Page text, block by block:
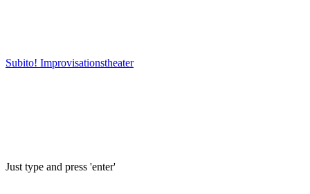
Subito! Improvisationstheater
Just type and press 'enter'